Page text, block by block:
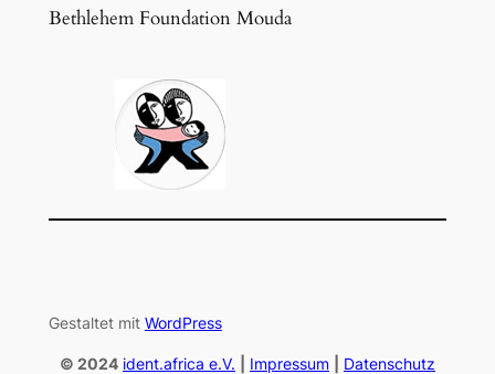
Bethlehem Foundation Mouda
Gestaltet mit WordPress
© 2024 ident.africa e.V. Impressum Datenschutz